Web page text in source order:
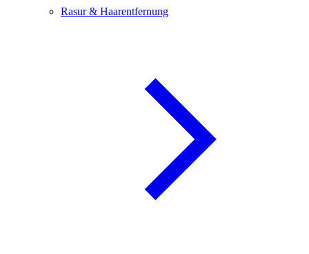
Rasur & Haarentfernung